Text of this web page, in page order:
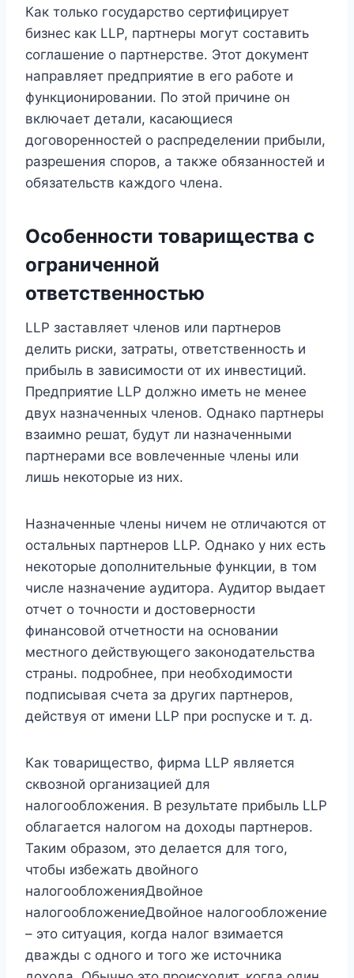
Как только государство сертифицирует
бизнес как LLP, партнеры могут составить
соглашение о партнерстве. Этот документ
направляет предприятие в его работе и
функционировании. По этой причине он
включает детали, касающиеся
договоренностей о распределении прибыли,
разрешения споров, а также обязанностей и
обязательств каждого члена.
Особенности товарищества с
ограниченной
ответственностью
LLP заставляет членов или партнеров
делить риски, затраты, ответственность и
прибыль в зависимости от их инвестиций.
Предприятие LLP должно иметь не менее
двух назначенных членов. Однако партнеры
взаимно решат, будут ли назначенными
партнерами все вовлеченные члены или
лишь некоторые из них.
Назначенные члены ничем не отличаются от
остальных партнеров LLP. Однако у них есть
некоторые дополнительные функции, в том
числе назначение аудитора. Аудитор выдает
отчет о точности и достоверности
финансовой отчетности на основании
местного действующего законодательства
страны. подробнее, при необходимости
подписывая счета за других партнеров,
действуя от имени LLP при роспуске и т. д.
Как товарищество, фирма LLP является
сквозной организацией для
налогообложения. В результате прибыль LLP
облагается налогом на доходы партнеров.
Таким образом, это делается для того,
чтобы избежать двойного
налогообложенияДвойное
налогообложениеДвойное налогообложение
– это ситуация, когда налог взимается
дважды с одного и того же источника